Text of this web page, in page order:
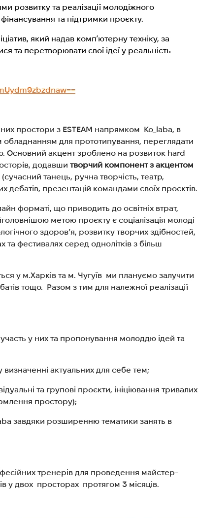
розвитку та реалізації молодіжного
та підтримки проєкту.
який надав компʼютерну техніку, за
та перетворювати свої ідеї у реальність
простори з ESTEAM напрямком Ko_laba, в
для прототипування, переглядати
Основний акцент зроблено на розвиток hard
додавши творчий компонент з акцентом
танець, ручна творчість, театр,
презентацій командами своїх проєктів.
форматі, що приводить до освітніх втрат,
метою проєкту є соціалізація молоді
здоров’я, розвитку творчих здібностей,
фестивалях серед однолітків з більш
у м.Харків та м. Чугуїв ми плануємо залучити
тощо. Разом з тим для належної реалізації
у них та пропонування молоддю ідей та
актуальних для себе тем;
та групові проєкти, ініціювання тривалих
простору);
завдяки розширенню тематики занять в
тренерів для проведення майстер-
у двох просторах протягом 3 місяців.